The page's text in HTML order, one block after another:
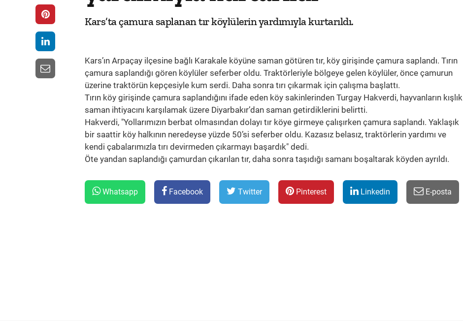
Kars’ta çamura saplanan tır köylülerin yardımıyla kurtarıldı.
Kars’ın Arpaçay ilçesine bağlı Karakale köyüne saman götüren tır, köy girişinde çamura saplandı. Tırın
çamura saplandığı gören köylüler seferber oldu. Traktörleriyle bölgeye gelen köylüler, önce çamurun
üzerine traktörün kepçesiyle kum serdi. Daha sonra tırı çıkarmak için çalışma başlattı.
Tırın köy girişinde çamura saplandığını ifade eden köy sakinlerinden Turgay Hakverdi, hayvanların kışlık
saman ihtiyacını karşılamak üzere Diyarbakır’dan saman getirdiklerini belirtti.
Hakverdi, "Yollarımızın berbat olmasından dolayı tır köye girmeye çalışırken çamura saplandı. Yaklaşık
bir saattir köy halkının neredeyse yüzde 50’si seferber oldu. Kazasız belasız, traktörlerin yardımı ve
kendi çabalarımızla tırı devirmeden çıkarmayı başardık" dedi.
Öte yandan saplandığı çamurdan çıkarılan tır, daha sonra taşıdığı samanı boşaltarak köyden ayrıldı.
Whatsapp Facebook Twitter Pinterest Linkedin E-posta